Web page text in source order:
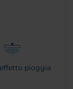
pioggia